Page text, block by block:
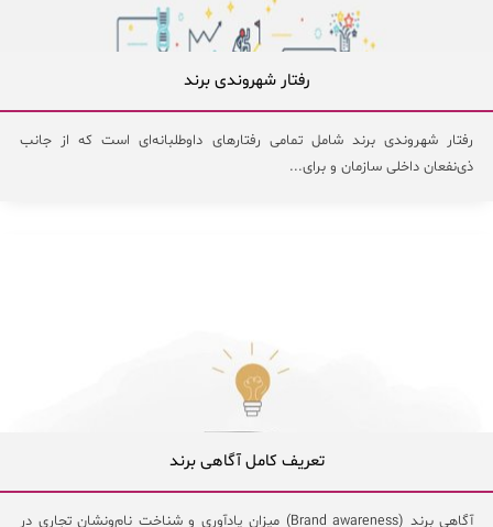
رفتار شهروندی برند
رفتار شهروندی برند شامل تمامی رفتارهای داوطلبانه‌ای است که از جانب
ذی‌نفعان داخلی سازمان و برای...
تعریف کامل آگاهی برند
آگاهی برند (Brand awareness) میزان یادآوری و شناخت نام‌ونشان تجاری در